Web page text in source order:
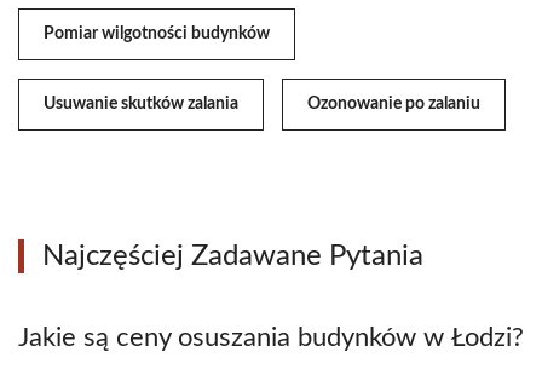
Pomiar wilgotności budynków
Usuwanie skutków zalania Ozonowanie po zalaniu
Najczęściej Zadawane Pytania
Jakie są ceny osuszania budynków w Łodzi?